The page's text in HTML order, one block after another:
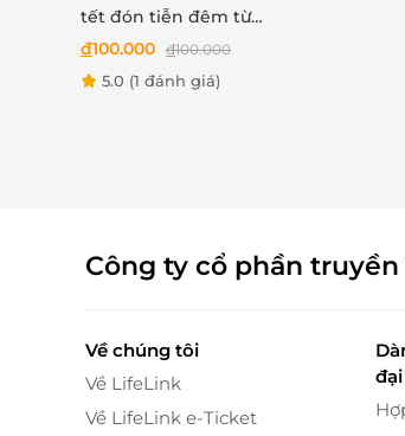
Phòng tắm đứng hiện đại, sạch
những phút giây thư giãn trọn
tết đón tiễn đêm từ
22h30 đến 6h00
đ100.000 đ100.000
5.0 (1 đánh giá)
Công ty cổ phần truyền
Về chúng tôi
Về LifeLink
Về LifeLink e-Ticket